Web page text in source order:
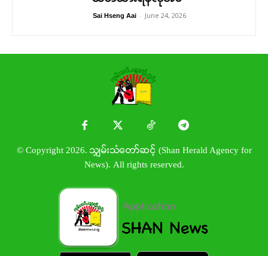
Sai Hseng Aai - June 24, 2026
© Copyright 2026. သျှမ်းသံတော်ဆင့် (Shan Herald Agency for
News). All rights reserved.